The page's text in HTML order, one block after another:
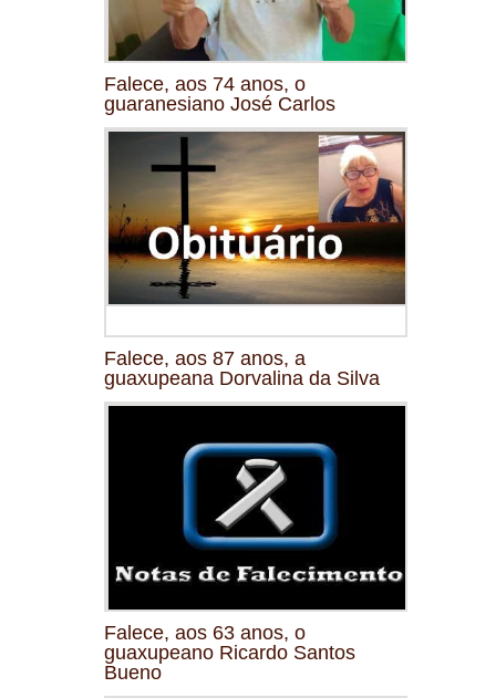
Falece, aos 74 anos, o
guaranesiano José Carlos
Falece, aos 87 anos, a
guaxupeana Dorvalina da Silva
Falece, aos 63 anos, o
guaxupeano Ricardo Santos
Bueno